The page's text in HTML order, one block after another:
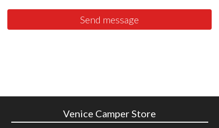
Send message
Venice Camper Store